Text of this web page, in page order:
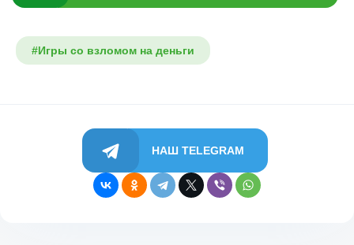
#Игры со взломом на деньги
НАШ TELEGRAM